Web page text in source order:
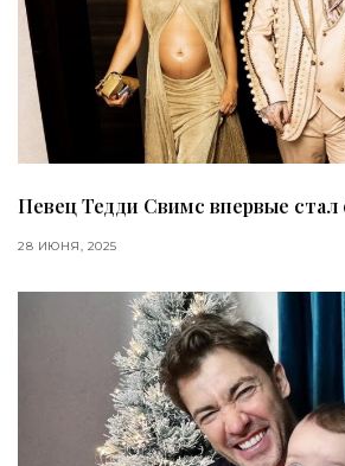
Певец Тедди Свимс впервые
28 ИЮНЯ, 2025